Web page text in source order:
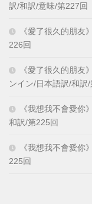
訳/和訳/意味/第227回
《愛了很久的朋友
226回
《愛了很久的朋友
ンイン/日本語訳/和訳/
《我想我不會愛你
和訳/第225回
《我想我不會愛你
225回